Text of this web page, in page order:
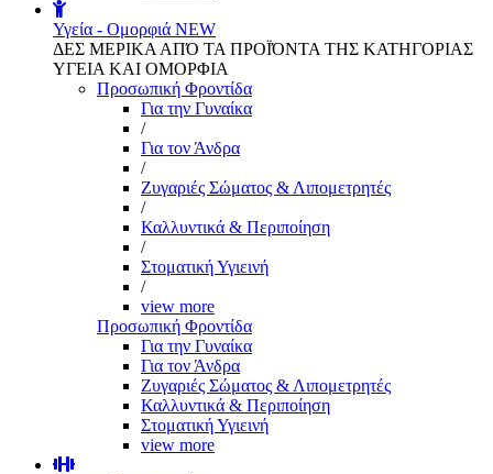
Υγεία - Ομορφιά NEW
ΔΕΣ ΜΕΡΙΚΑ ΑΠΌ ΤΑ ΠΡΟΪΌΝΤΑ ΤΗΣ ΚΑΤΗΓΟΡΙΑΣ
ΥΓΕΙΑ ΚΑΙ ΟΜΟΡΦΙΑ
Προσωπική Φροντίδα
Για την Γυναίκα
/
Για τον Άνδρα
/
Ζυγαριές Σώματος & Λιπομετρητές
/
Καλλυντικά & Περιποίηση
/
Στοματική Υγιεινή
/
view more
Προσωπική Φροντίδα
Για την Γυναίκα
Για τον Άνδρα
Ζυγαριές Σώματος & Λιπομετρητές
Καλλυντικά & Περιποίηση
Στοματική Υγιεινή
view more